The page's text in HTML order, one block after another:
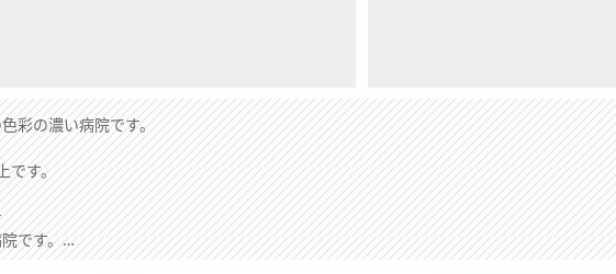
彩の濃い病院です。
です。
です。